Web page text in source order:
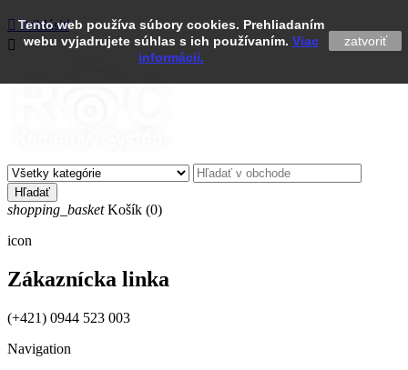
Tento web používa súbory cookies. Prehliadaním
webu vyjadrujete súhlas s ich používaním. Viac
informácii.
zatvoriť
 Prihlásiť

Hľadať
shopping_basket Košík (0)
icon
Zákaznícka linka
(+421) 0944 523 003
Navigation